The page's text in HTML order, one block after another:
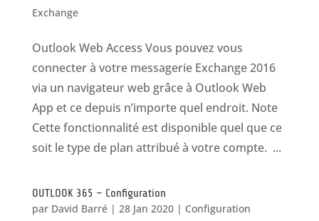
Exchange
Outlook Web Access Vous pouvez vous
connecter à votre messagerie Exchange 2016
via un navigateur web grâce à Outlook Web
App et ce depuis n’importe quel endroit. Note
Cette fonctionnalité est disponible quel que ce
soit le type de plan attribué à votre compte. ...
OUTLOOK 365 – Configuration
par David Barré| 28 Jan 2020| Configuration